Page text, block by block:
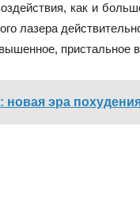
как и
лазера
пристальное
новая эра